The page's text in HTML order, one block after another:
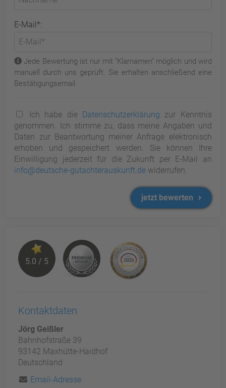
E-Mail*:
Jede Bewertung ist nur mit "Klarnamen" möglich und wird
manuell durch uns geprüft. Sie erhalten anschließend eine
Bestätigungsemail.
Ich habe die Datenschutzerklärung zur Kenntnis
genommen. Ich stimme zu, dass meine Angaben und
Daten zur Beantwortung meiner Anfrage elektronisch
erhoben und gespeichert werden. Sie können Ihre
Einwilligung jederzeit für die Zukunft per E-Mail an
info@deutsche-gutachterauskunft.de widerrufen.
jetzt bewerten
5.0 / 5
Kontaktdaten
Jörg Geißler
Bahnhofstraße 39
93142 Maxhütte-Haidhof
Deutschland
Email-Adresse